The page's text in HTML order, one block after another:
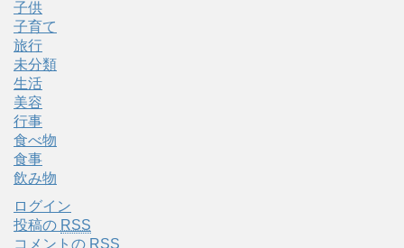
子供
子育て
旅行
未分類
生活
美容
行事
食べ物
食事
飲み物
ログイン
投稿の RSS
コメントの RSS